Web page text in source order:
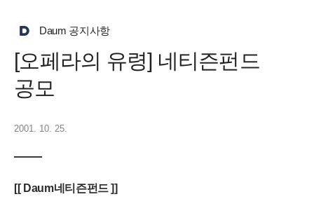
Daum 공지사항
[오페라의 유령] 네티즌펀드
공모
2001. 10. 25.
[[ Daum네티즌펀드 ]]